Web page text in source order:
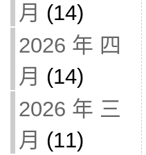
月 (14)
2026 年 四
月 (14)
2026 年 三
月 (11)